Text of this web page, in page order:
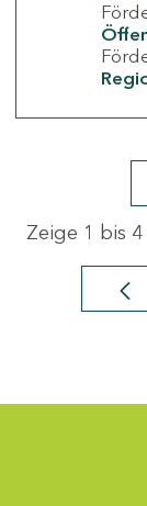
Zeige 1 bis